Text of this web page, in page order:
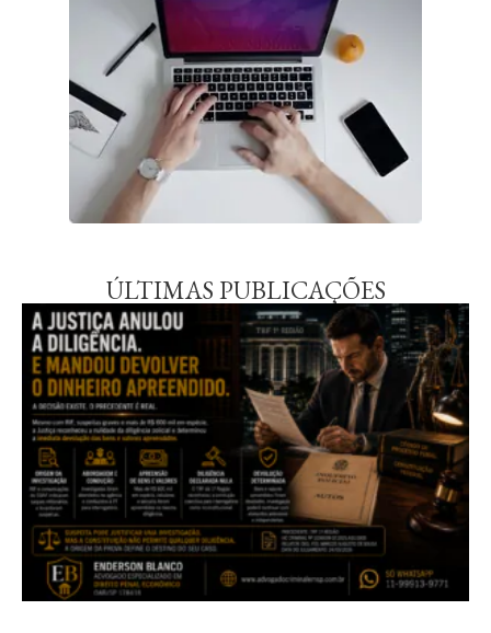
ÚLTIMAS PUBLICAÇÕES